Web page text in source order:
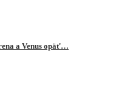
a Venus opäť…